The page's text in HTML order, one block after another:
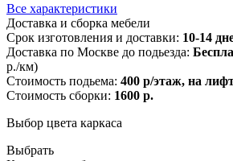
Все характеристики
Доставка и сборка мебели
Срок изготовления и доставки: 10-14
Доставка по Москве до подьезда:
р./км)
Стоимость подьема: 400 р/этаж, на
Стоимость сборки: 1600 р.
Выбор цвета каркаса
Выбрать